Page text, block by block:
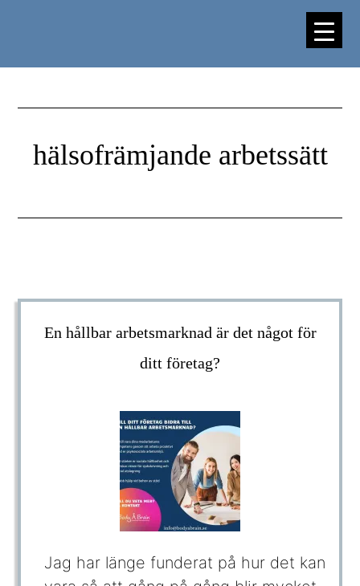
hälsofrämjande arbetssätt
En hållbar arbetsmarknad är det något för
ditt företag?
Jag har länge funderat på hur det kan